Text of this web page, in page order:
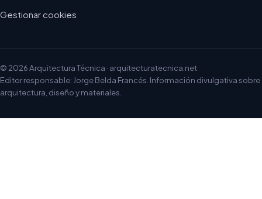
Gestionar cookies
© 2026 Arquitectura Técnica · arquitecturatecnica.net
Editor responsable: Jorge Belda Francés. Información divulgativa sobre
arquitectura, diseño y materiales.